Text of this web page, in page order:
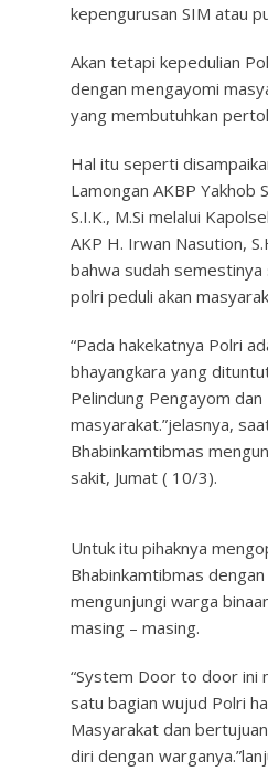
kepengurusan SIM atau
Akan tetapi kepedulian
dengan mengayomi
yang membutuhkan
Hal itu seperti
Lamongan AKBP Yakhob
S.I.K., M.Si melalui
AKP H. Irwan Nasution,
bahwa sudah
polri peduli akan
“Pada hakekatnya Polri
bhayangkara yang
Pelindung Pengayom dan
masyarakat.”jelasnya,
Bhabinkamtibmas
sakit, Jumat ( 10/3).
Untuk itu pihaknya
Bhabinkamtibmas
mengunjungi warga
masing – masing.
“System Door to door ini
satu bagian wujud Polri
Masyarakat dan
diri dengan